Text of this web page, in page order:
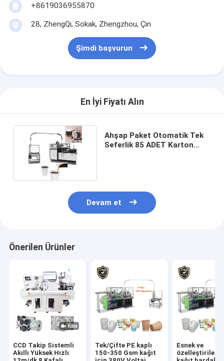
+8619036955870
28, ZhengQi, Sokak, Zhengzhou, Çin
Şimdi başvurun
En İyi Fiyatı Alın
Ahşap Paket Otomatik Tek
Seferlik 85 ADET Karton
Devam et
Önerilen Ürünler
CCD Takip Sistemli
Akıllı Yüksek Hızlı
Tek/Çifte PE kaplı
150-350 Gsm kağıt
Esnek ve